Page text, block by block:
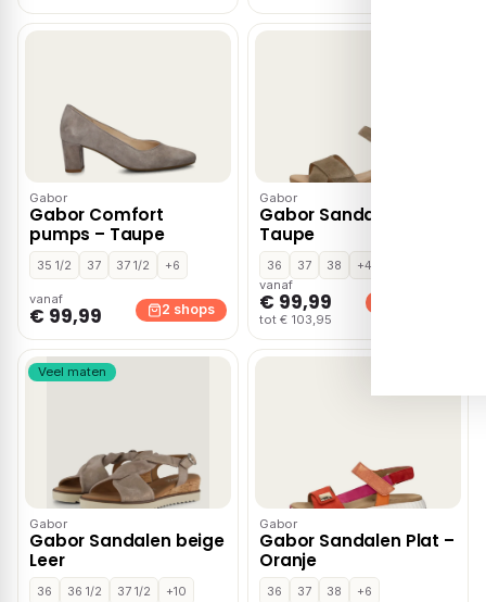
Gabor
Gabor Comfort
pumps – Taupe
35 1/2 37 37 1/2 +6
vanaf
€ 99,99 2 shops
Gabor
Gabor Sandalen Hak –
Taupe
36 37 38
+4
vanaf
€ 99,99
tot € 103,95
Veel maten
Gabor
Gabor Sandalen beige
Leer
36 36 1/2 37 1/2
+10
Gabor
Gabor Sandalen Plat –
Oranje
36 37 38
+6